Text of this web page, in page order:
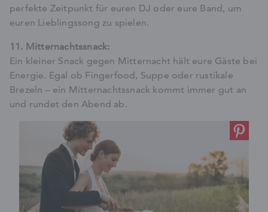
perfekte Zeitpunkt für euren DJ oder eure Band, um
euren Lieblingssong zu spielen.
11. Mitternachtssnack:
Ein kleiner Snack gegen Mitternacht hält eure Gäste bei
Energie. Egal ob Fingerfood, Suppe oder rustikale
Brezeln – ein Mitternachtssnack kommt immer gut an
und rundet den Abend ab.